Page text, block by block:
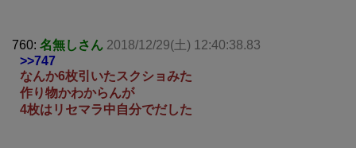
760: 名無しさん 2018/12/29(土) 12:40:38.83
>>747
なんか6枚引いたスクショみた
作り物かわからんが
4枚はリセマラ中自分でだした